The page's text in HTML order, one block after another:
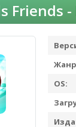
OS: